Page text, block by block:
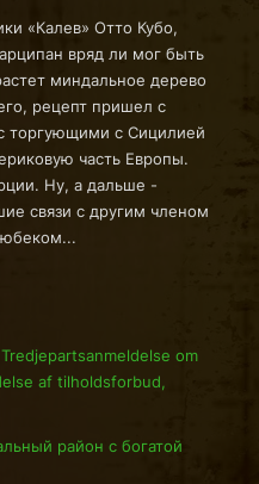
«Калев» Отто Кубо,
вряд ли мог быть
миндальное дерево
рецепт пришел с
торгующими с Сицилией
часть Европы.
Ну, а дальше -
связи с другим членом
om
af tilholdsforbud,
район с богатой